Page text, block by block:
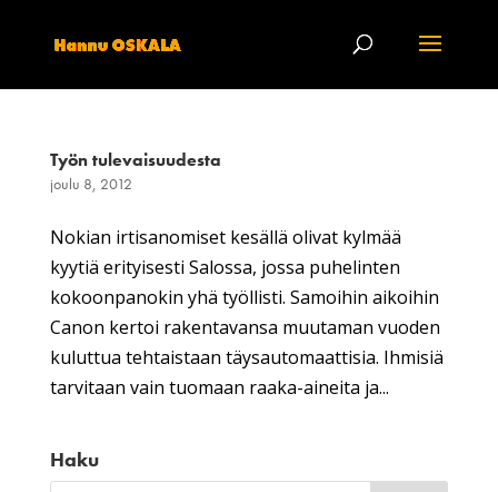
Työn tulevaisuudesta
joulu 8, 2012
Nokian irtisanomiset kesällä olivat kylmää
kyytiä erityisesti Salossa, jossa puhelinten
kokoonpanokin yhä työllisti. Samoihin aikoihin
Canon kertoi rakentavansa muutaman vuoden
kuluttua tehtaistaan täysautomaattisia. Ihmisiä
tarvitaan vain tuomaan raaka-aineita ja...
Haku